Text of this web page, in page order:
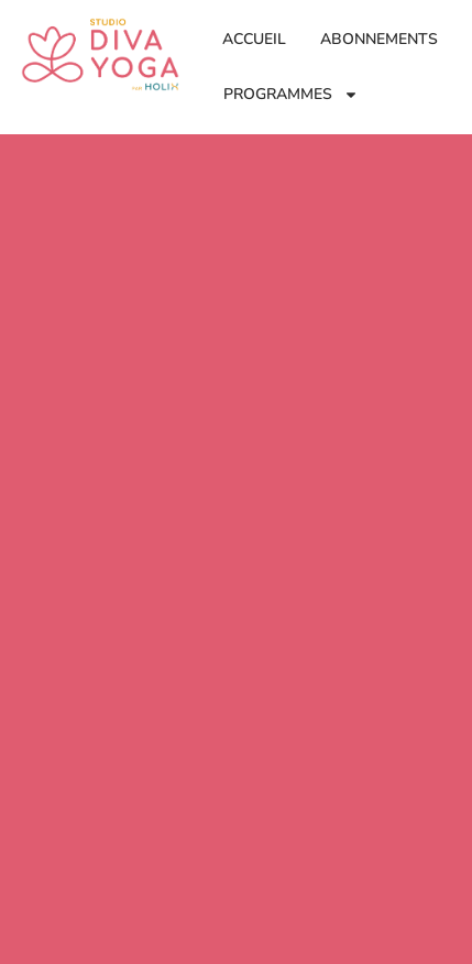
ACCUEIL ABONNEMENTS
PROGRAMMES